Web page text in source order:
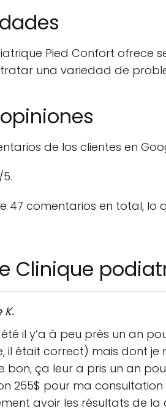
Pied Confort ofrece
una variedad de
de los clientes en
47 comentarios en total,
Clinique
K.
été il y’a à peu près un an
il était correct) mais dont je
bon, ça leur a pris un an
255$ pour ma consultation
avoir les résultats de